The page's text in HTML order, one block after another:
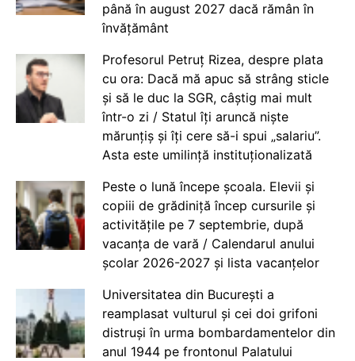
până în august 2027 dacă rămân în
învățământ
Profesorul Petruț Rizea, despre plata
cu ora: Dacă mă apuc să strâng sticle
și să le duc la SGR, câștig mai mult
într-o zi / Statul îți aruncă niște
mărunțiș și îți cere să-i spui „salariu”.
Asta este umilință instituționalizată
Peste o lună începe școala. Elevii și
copiii de grădiniță încep cursurile și
activitățile pe 7 septembrie, după
vacanța de vară / Calendarul anului
școlar 2026-2027 și lista vacanțelor
Universitatea din București a
reamplasat vulturul și cei doi grifoni
distruși în urma bombardamentelor din
anul 1944 pe frontonul Palatului